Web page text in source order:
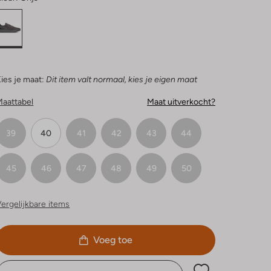
je maat: Dit item valt normaal, kies je eigen maat
Maat uitverkocht?
39 40 41 42 43 44
45 46 47 48 49 50
items
Voeg toe